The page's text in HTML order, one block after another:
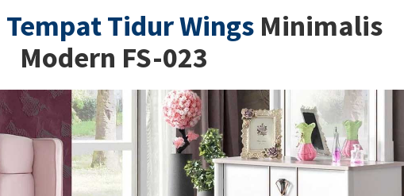
Tempat Tidur Wings Minimalis
Modern FS-023